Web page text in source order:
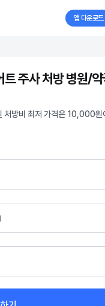
앱 다운로드
주사 처방 병원/
처방비 최저 가격은 10,000원